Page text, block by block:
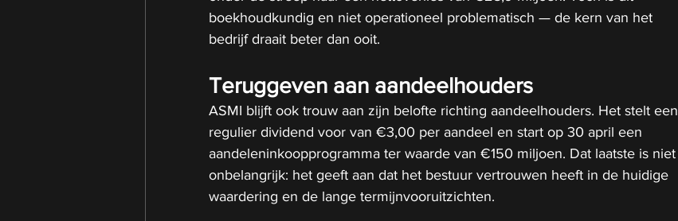
boekhoudkundig en niet operationeel problematisch — de kern van het
bedrijf draait beter dan ooit.
Teruggeven aan aandeelhouders
ASMI blijft ook trouw aan zijn belofte richting aandeelhouders. Het stelt een
regulier dividend voor van €3,00 per aandeel en start op 30 april een
aandeleninkoopprogramma ter waarde van €150 miljoen. Dat laatste is niet
onbelangrijk: het geeft aan dat het bestuur vertrouwen heeft in de huidige
waardering en de lange termijnvooruitzichten.